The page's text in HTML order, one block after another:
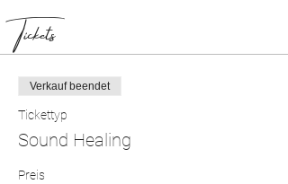
Tickets
Verkauf beendet
Tickettyp
Sound Healing
Preis